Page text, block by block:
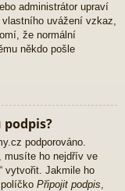
administrátor upraví
uvážení vzkaz,
že normální
někdo pošle
podporováno.
musíte ho nejdřív ve
vytvořit. Jakmile ho
Připojit podpis